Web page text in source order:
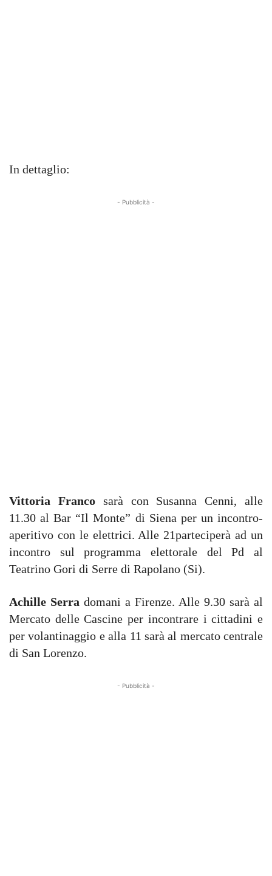
In dettaglio:
- Pubblicità -
Vittoria Francosarà con Susanna Cenni, alle
11.30 al Bar “Il Monte” di Siena per un incontro-
aperitivo con le elettrici. Alle 21parteciperà ad un
incontro sul programma elettorale del Pd al
Teatrino Gori di Serre di Rapolano (Si).
Achille Serra domani a Firenze. Alle 9.30 sarà al
Mercato delle Cascine per incontrare i cittadini e
per volantinaggio e alla 11 sarà al mercato centrale
di San Lorenzo.
- Pubblicità -